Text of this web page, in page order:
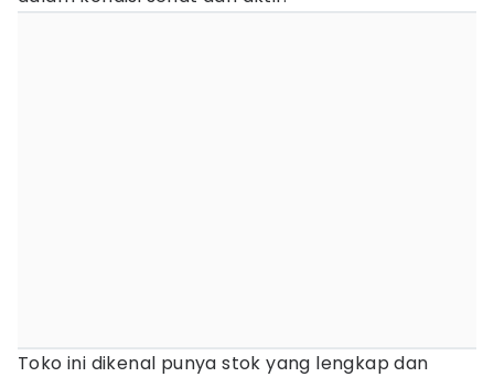
Toko ini dikenal punya stok yang lengkap dan